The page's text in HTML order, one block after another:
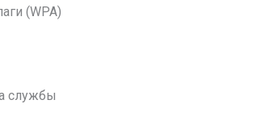
(WPA)
службы